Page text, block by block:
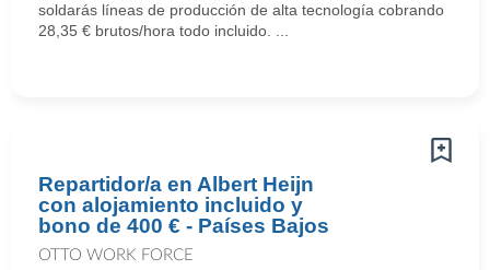
soldarás líneas de producción de alta tecnología cobrando
28,35 € brutos/hora todo incluido. ...
Repartidor/a en Albert Heijn
con alojamiento incluido y
bono de 400 € - Países Bajos
OTTO WORK FORCE